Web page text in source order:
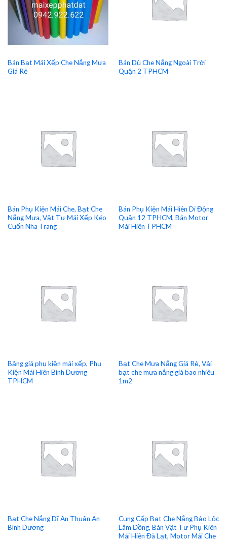
Bán Bạt Mái Xếp Che Nắng Mưa
Giá Rẻ
Bán Dù Che Nắng Ngoài Trời
Quận 2 TPHCM
Bán Phụ Kiện Mái Che, Bạt Che
Nắng Mưa, Vật Tư Mái Xếp Kéo
Cuốn Nha Trang
Bán Phụ Kiện Mái Hiên Di Động
Quận 12 TPHCM, Bán Motor
Mái Hiên TPHCM
Bảng giá phụ kiện mái xếp, Phụ
Kiện Mái Hiên Bình Dương
TPHCM
Bạt Che Mưa Nắng Giá Rẻ, Vải
bạt che mưa nắng giá bao nhiêu
1m2
Bạt Che Nắng Dĩ An Thuận An
Bình Dương
Cung Cấp Bạt Che Nắng Bảo Lộc
Lâm Đồng, Bán Vật Tư Phụ Kiên
Mái Hiên Đà Lạt, Motor Mái Che